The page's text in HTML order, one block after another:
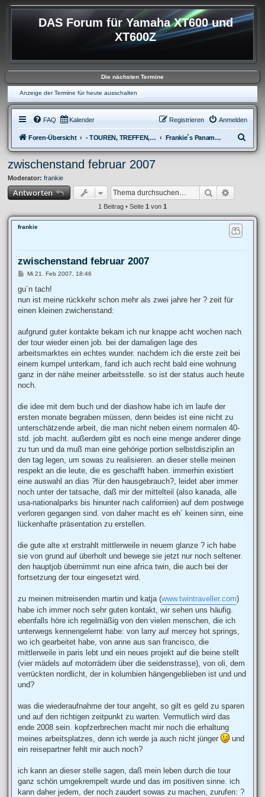
DAS Forum für Yamaha XT600 und
XT600Z
Die nächsten Termine
Anzeige der Termine für heute ausschalten
FAQ Kalender Anmelden
Registrieren
Foren-Übersicht - TOUREN, TREFFEN, REISEBERICHTE & REGIONALES Frankie´s Panamerikana-tour
u
zwischenstand februar 2007
Moderator: frankie
Antworten Suche
1 Beitrag • Seite 1 von 1
frankie
zwischenstand februar 2007
B
i
r
a
Mi 21. Feb 2007, 18:46
gu´n tach!
nun ist meine rückkehr schon mehr als zwei jahre her ? zeit für
einen kleinen zwichenstand:
aufgrund guter kontakte bekam ich nur knappe acht wochen nach
der tour wieder einen job. bei der damaligen lage des
arbeitsmarktes ein echtes wunder. nachdem ich die erste zeit bei
einem kumpel unterkam, fand ich auch recht bald eine wohnung
ganz in der nähe meiner arbeitsstelle. so ist der status auch heute
noch.
die idee mit dem buch und der diashow habe ich im laufe der
ersten monate begraben müssen, denn beides ist eine nicht zu
unterschätzende arbeit, die man nicht neben einem normalen 40-
std. job macht. außerdem gibt es noch eine menge anderer dinge
zu tun und da muß man eine gehörige portion selbstdisziplin an
den tag legen, um sowas zu realisieren. an dieser stelle meinen
respekt an die leute, die es geschafft haben. immerhin existiert
eine auswahl an dias ?für den hausgebrauch?, leidet aber immer
noch unter der tatsache, daß mir der mittelteil (also kanada, alle
usa-nationalparks bis hinunter nach californien) auf dem postwege
verloren gegangen sind. von daher macht es eh´ keinen sinn, eine
lückenhafte präsentation zu erstellen.
die gute alte xt erstrahlt mittlerweile in neuem glanze ? ich habe
sie von grund auf überholt und bewege sie jetzt nur noch seltener.
den hauptjob übernimmt nun eine africa twin, die auch bei der
fortsetzung der tour eingesetzt wird.
zu meinen mitreisenden martin und katja (www.twintraveller.com)
habe ich immer noch sehr guten kontakt, wir sehen uns häufig.
ebenfalls höre ich regelmäßig von den vielen menschen, die ich
unterwegs kennengelernt habe: von larry auf mercey hot springs,
wo ich gearbeitet habe, von anne aus san francisco, die
mittlerweile in paris lebt und ein neues projekt auf die beine stellt
(vier mädels auf motorrädern über die seidenstrasse), von oli, dem
verrückten nordlicht, der in kolumbien hängengeblieben ist und und
und?
was die wiederaufnahme der tour angeht, so gilt es geld zu sparen
und auf den richtigen zeitpunkt zu warten. Vermutlich wird das
ende 2008 sein. kopfzerbrechen macht mir noch die erhaltung
meines arbeitsplatzes, denn ich werde ja auch nicht jünger
und
ein reisepartner fehlt mir auch noch?
ich kann an dieser stelle sagen, daß mein leben durch die tour
ganz schön umgekrempelt wurde und das im positiven sinne. ich
kann daher jedem, der noch zaudert sowas zu machen, zurufen: ?